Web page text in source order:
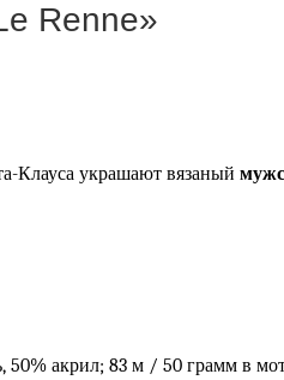
Renne»
Клауса украшают вязаный
акрил; 83 м / 50 грамм в